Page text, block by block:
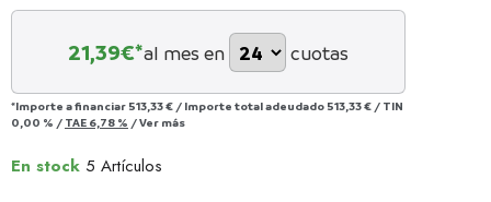
21,39€*al mes en cuotas
*Importe a financiar 513,33 € / Importe total adeudado 513,33 € / TIN
0,00 % / TAE 6,78 % /Ver más
En stock 5 Artículos